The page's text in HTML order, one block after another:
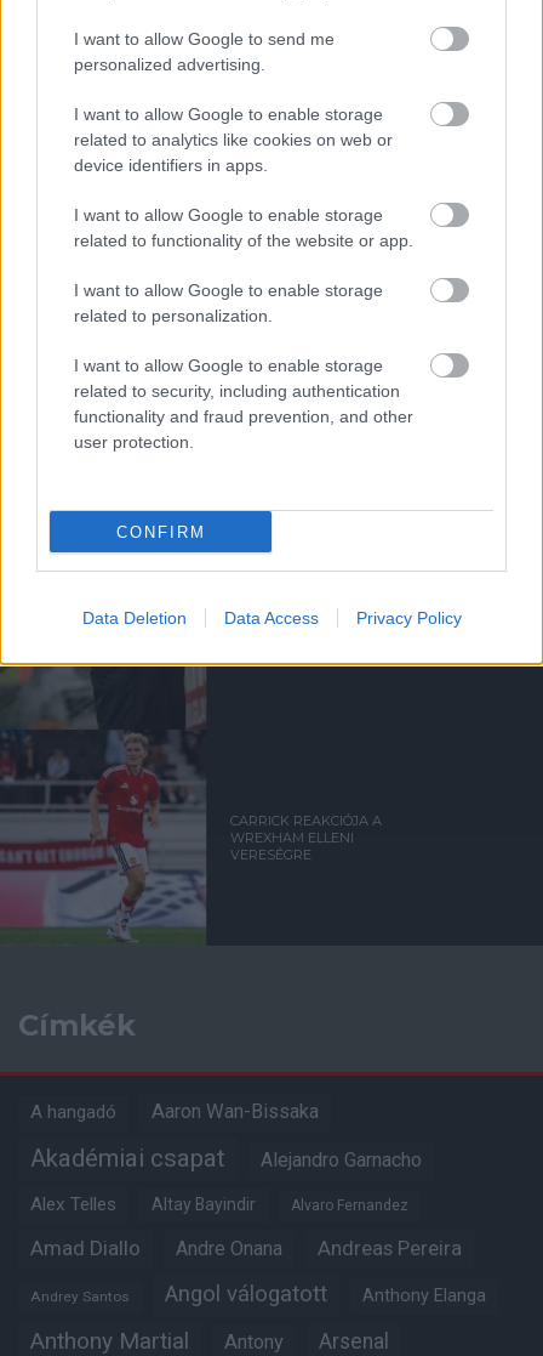
I want to allow Google to send me
personalized advertising.
I want to allow Google to enable storage
related to analytics like cookies on web or
device identifiers in apps.
I want to allow Google to enable storage
related to functionality of the website or app.
I want to allow Google to enable storage
related to personalization.
I want to allow Google to enable storage
related to security, including authentication
functionality and fraud prevention, and other
user protection.
CONFIRM
Data Deletion Data Access Privacy Policy
MICHAEL CARRICK
BLOMQVIST: CARRICKKEL
KÖZÉPPÁLYA
CARRICK REAKCIÓJA AZ
ATLETICO ELLENI
GYŐZELEMRE
CARRICK REAKCIÓJA A
ROSENBORG ELLENI
CARRICK REAKCIÓJA A
WREXHAM ELLENI
VERESÉGRE
Címkék
A hangadó Aaron Wan-Bissaka
Akadémiai csapat Alejandro Garnacho
Alex Telles Altay Bayindir Alvaro Fernandez
Amad Diallo Andre Onana Andreas Pereira
Andrey Santos Angol válogatott Anthony Elanga
Anthony Martial Antony Arsenal